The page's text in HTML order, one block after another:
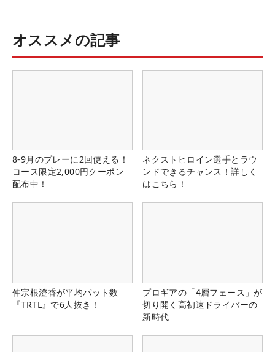
オススメの記事
8-9月のプレーに2回使える！
コース限定2,000円クーポン
配布中！
ネクストヒロイン選手とラウ
ンドできるチャンス！詳しく
はこちら！
仲宗根澄香が平均パット数
『TRTL』で6人抜き！
プロギアの「4層フェース」が
切り開く高初速ドライバーの
新時代